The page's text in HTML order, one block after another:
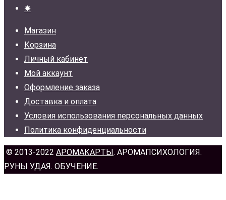
✸
Магазин
Корзина
Личный кабинет
Мой аккаунт
Оформление заказа
Доставка и оплата
Условия использования персональных данных
Политика конфиденциальности
© 2013-2022 АРОМАКАРТЫ . АРОМАПСИХОЛОГИЯ.
РУНЫ УДАЯ. ОБУЧЕНИЕ.